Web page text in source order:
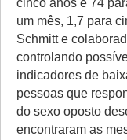
um mês, 1,7 para
Schmitt e
controlando
indicadores de
pessoas que
do sexo oposto
encontraram as